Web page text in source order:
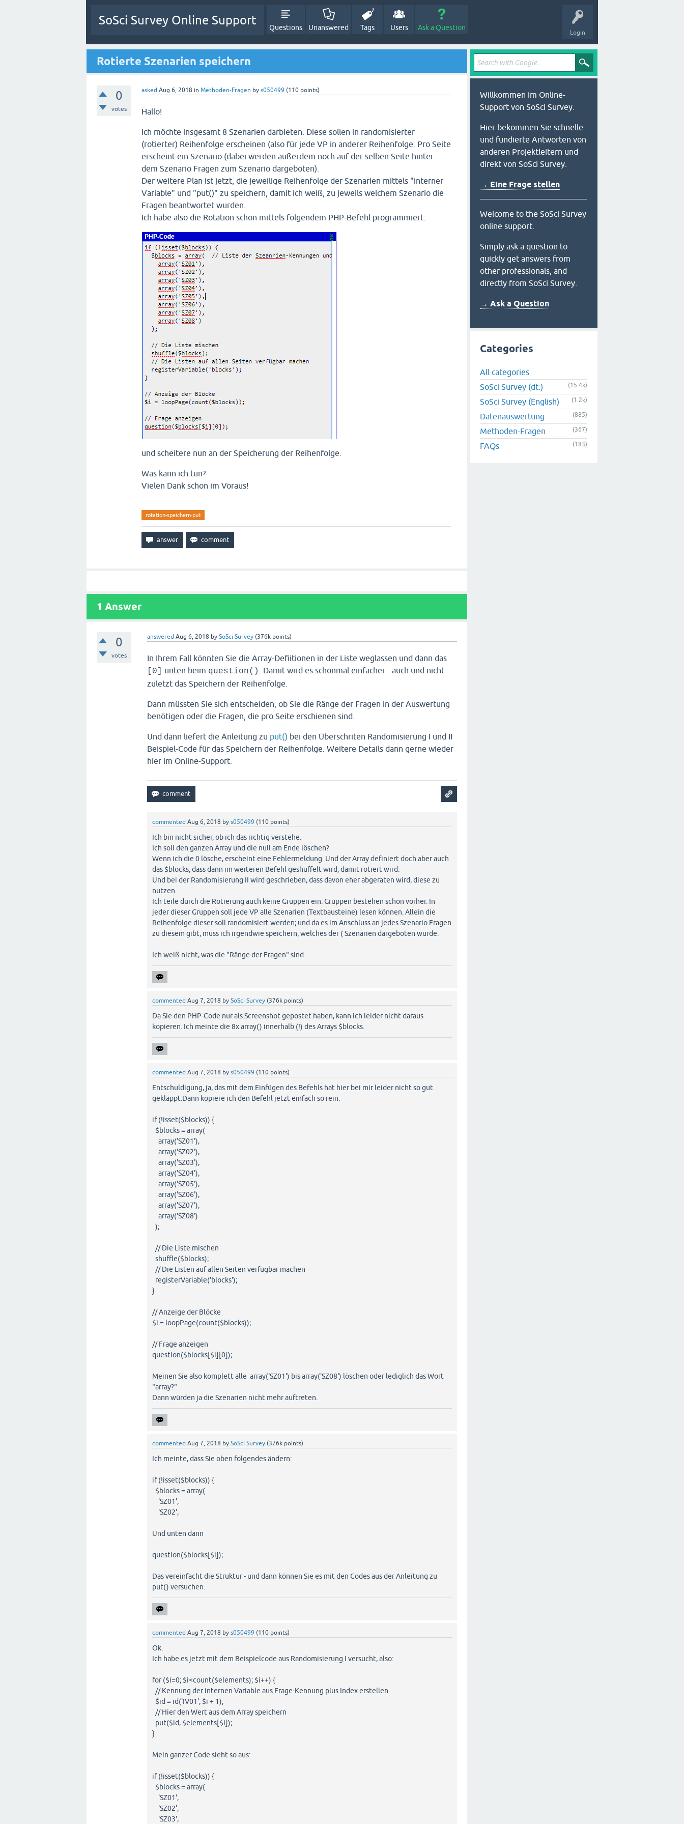
Login
SoSci Survey Online Support
Questions Unanswered Tags Users Ask a Question
Rotierte Szenarien speichern
0
votes
asked Aug 6, 2018 in Methoden-Fragen by s050499 (110 points)
Hallo!
Ich möchte insgesamt 8 Szenarien darbieten. Diese sollen in randomisierter
(rotierter) Reihenfolge erscheinen (also für jede VP in anderer Reihenfolge. Pro Seite
erscheint ein Szenario (dabei werden außerdem noch auf der selben Seite hinter
dem Szenario Fragen zum Szenario dargeboten).
Der weitere Plan ist jetzt, die jeweilige Reihenfolge der Szenarien mittels "interner
Variable" und "put()" zu speichern, damit ich weiß, zu jeweils welchem Szenario die
Fragen beantwortet wurden.
Ich habe also die Rotation schon mittels folgendem PHP-Befehl programmiert:
und scheitere nun an der Speicherung der Reihenfolge.
Was kann ich tun?
Vielen Dank schon im Voraus!
rotation-speichern-put
1 Answer
0
votes
answered Aug 6, 2018 bySoSci Survey (376k points)
In Ihrem Fall könnten Sie die Array-Defiitionen in der Liste weglassen und dann das
[0]
unten beim question()
. Damit wird es schonmal einfacher - auch und nicht
zuletzt das Speichern der Reihenfolge.
Dann müssten Sie sich entscheiden, ob Sie die Ränge der Fragen in der Auswertung
benötigen oder die Fragen, die pro Seite erschienen sind.
Und dann liefert die Anleitung zu put() bei den Überschriten Randomisierung I und II
Beispiel-Code für das Speichern der Reihenfolge. Weitere Details dann gerne wieder
hier im Online-Support.
commented Aug 6, 2018 bys050499 (110 points)
Ich bin nicht sicher, ob ich das richtig verstehe.
Ich soll den ganzen Array und die null am Ende löschen?
Wenn ich die 0 lösche, erscheint eine Fehlermeldung. Und der Array definiert doch aber auch
das $blocks, dass dann im weiteren Befehl geshuffelt wird, damit rotiert wird.
Und bei der Randomisierung II wird geschrieben, dass davon eher abgeraten wird, diese zu
nutzen.
Ich teile durch die Rotierung auch keine Gruppen ein. Gruppen bestehen schon vorher. In
jeder dieser Gruppen soll jede VP alle Szenarien (Textbausteine) lesen können. Allein die
Reihenfolge dieser soll randomisiert werden; und da es im Anschluss an jedes Szenario Fragen
zu diesem gibt, muss ich irgendwie speichern, welches der ( Szenarien dargeboten wurde.
Ich weiß nicht, was die "Ränge der Fragen" sind.
commented Aug 7, 2018 bySoSci Survey (376k points)
Da Sie den PHP-Code nur als Screenshot gepostet haben, kann ich leider nicht daraus
kopieren. Ich meinte die 8x array() innerhalb (!) des Arrays $blocks.
commented Aug 7, 2018 bys050499 (110 points)
Entschuldigung, ja, das mit dem Einfügen des Befehls hat hier bei mir leider nicht so gut
geklappt.Dann kopiere ich den Befehl jetzt einfach so rein:
if (!isset($blocks)) {
$blocks = array(
array('SZ01'),
array('SZ02'),
array('SZ03'),
array('SZ04'),
array('SZ05'),
array('SZ06'),
array('SZ07'),
array('SZ08')
);
// Die Liste mischen
shuffle($blocks);
// Die Listen auf allen Seiten verfügbar machen
registerVariable('blocks');
}
// Anzeige der Blöcke
$i = loopPage(count($blocks));
// Frage anzeigen
question($blocks[$i][0]);
Meinen Sie also komplett alle array('SZ01') bis array('SZ08') löschen oder lediglich das Wort
"array?"
Dann würden ja die Szenarien nicht mehr auftreten.
commented Aug 7, 2018 bySoSci Survey (376k points)
Ich meinte, dass Sie oben folgendes ändern:
if (!isset($blocks)) {
$blocks = array(
'SZ01',
'SZ02',
Und unten dann
question($blocks[$i]);
Das vereinfacht die Struktur - und dann können Sie es mit den Codes aus der Anleitung zu
put() versuchen.
commented Aug 7, 2018 bys050499 (110 points)
Ok.
Ich habe es jetzt mit dem Beispielcode aus Randomisierung I versucht, also:
for ($i=0; $i<count($elements); $i++) {
// Kennung der internen Variable aus Frage-Kennung plus Index erstellen
$id = id('IV01', $i + 1);
// Hier den Wert aus dem Array speichern
put($id, $elements[$i]);
}
Mein ganzer Code sieht so aus:
if (!isset($blocks)) {
$blocks = array(
'SZ01',
'SZ02',
'SZ03',
Willkommen im Online-
Support von SoSci Survey.
Hier bekommen Sie schnelle
und fundierte Antworten von
anderen Projektleitern und
direkt von SoSci Survey.
→ Eine Frage stellen
Welcome to the SoSci Survey
online support.
Simply ask a question to
quickly get answers from
other professionals, and
directly from SoSci Survey.
→ Ask a Question
Categories
All categories
SoSci Survey (dt.)
(15.4k)
SoSci Survey (English) (1.2k)
Datenauswertung (885)
Methoden-Fragen (367)
FAQs (183)